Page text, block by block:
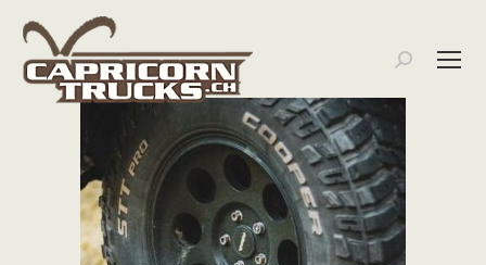
Search: